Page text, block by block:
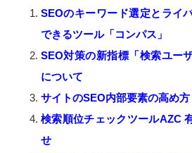
SEOのキーワード選定とライ
できるツール「コンパス」
SEO対策の新指標「検索ユー
について
サイトのSEO内部要素の高め方
検索順位チェックツールAZC
せ